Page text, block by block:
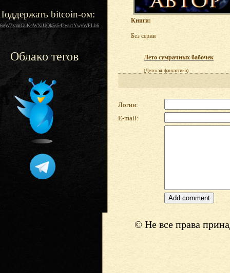
bitcoin-ом:
Облако тегов
Книги:
Без серии
Лето сумрачных бабочек
(Детская фантастика)
Логин:
E-mail:
© Не все права